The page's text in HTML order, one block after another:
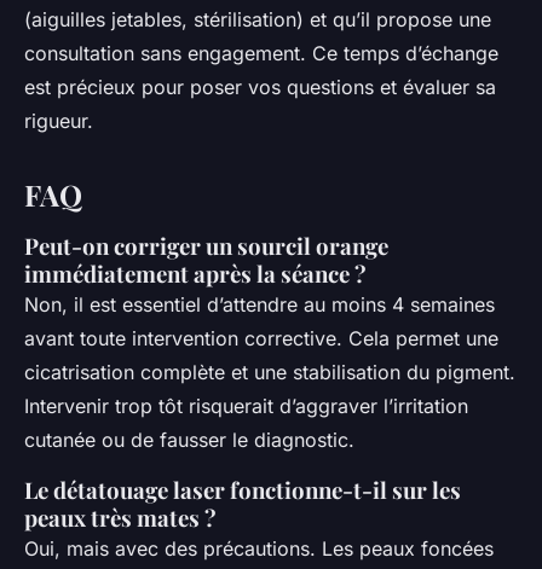
(aiguilles jetables, stérilisation) et qu’il propose une
consultation sans engagement. Ce temps d’échange
est précieux pour poser vos questions et évaluer sa
rigueur.
FAQ
Peut-on corriger un sourcil orange
immédiatement après la séance ?
Non, il est essentiel d’attendre au moins 4 semaines
avant toute intervention corrective. Cela permet une
cicatrisation complète et une stabilisation du pigment.
Intervenir trop tôt risquerait d’aggraver l’irritation
cutanée ou de fausser le diagnostic.
Le détatouage laser fonctionne-t-il sur les
peaux très mates ?
Oui, mais avec des précautions. Les peaux foncées